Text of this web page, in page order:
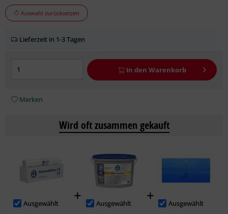
Auswahl zurücksetzen
Lieferzeit in 1-3 Tagen
In den Warenkorb
Merken
Wird oft zusammen gekauft
Ausgewählt
Ausgewählt
Ausgewählt